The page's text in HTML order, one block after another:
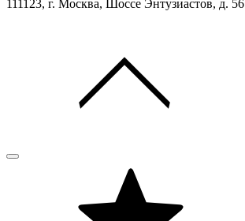
111123, г. Москва, Шоссе Энтузиастов, д. 56